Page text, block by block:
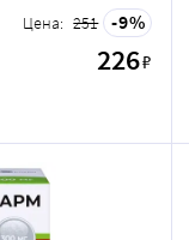
Цена: 251 9
226₽